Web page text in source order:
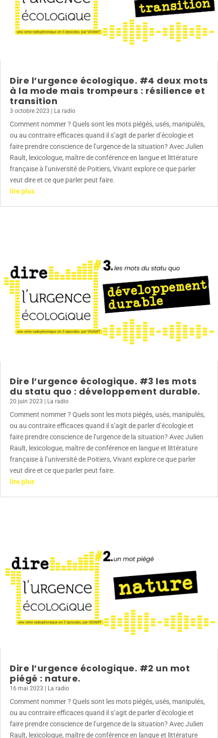
Dire l’urgence écologique. #4 deux mots
à la mode mais trompeurs : résilience et
transition
3 octobre 2023 | La radio
Comment nommer ? Quels sont les mots piégés, usés, manipulés,
ou au contraire efficaces quand il s’agit de parler d’écologie et
faire prendre conscience de l’urgence de la situation? Avec Julien
Rault, lexicologue, maître de conférence en langue et littérature
française à l’université de Poitiers, Vivant explore ce que parler
veut dire et ce que parler peut faire.
lire plus
Dire l’urgence écologique. #3 les mots
du statu quo : développement durable.
20 juin 2023 La radio
Comment nommer ? Quels sont les mots piégés, usés, manipulés,
ou au contraire efficaces quand il s’agit de parler d’écologie et
faire prendre conscience de l’urgence de la situation? Avec Julien
Rault, lexicologue, maître de conférence en langue et littérature
française à l’université de Poitiers, Vivant explore ce que parler
veut dire et ce que parler peut faire.
lire plus
Dire l’urgence écologique. #2 un mot
piégé : nature.
16 mai 2023 La radio
Comment nommer ? Quels sont les mots piégés, usés, manipulés,
ou au contraire efficaces quand il s’agit de parler d’écologie et
faire prendre conscience de l’urgence de la situation? Avec Julien
Rault, lexicologue, maître de conférence en langue et littérature